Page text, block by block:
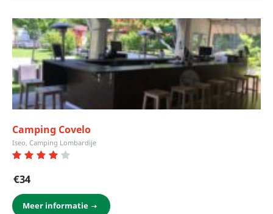
Camping Covelo
Iseo, Camping Lombardije
€34
Meer informatie